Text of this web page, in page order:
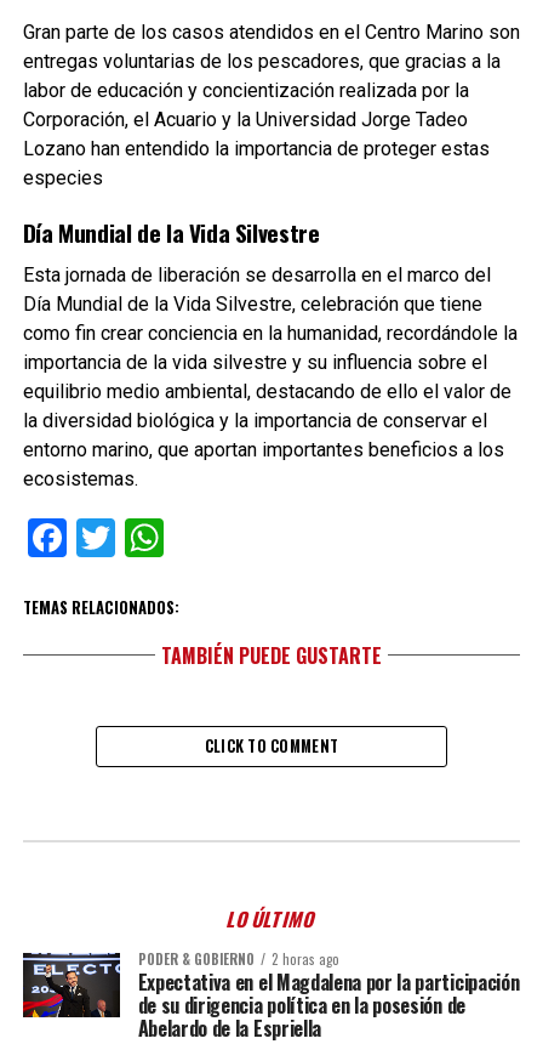
Gran parte de los casos atendidos en el Centro Marino son
entregas voluntarias de los pescadores, que gracias a la
labor de educación y concientización realizada por la
Corporación, el Acuario y la Universidad Jorge Tadeo
Lozano han entendido la importancia de proteger estas
especies
Día Mundial de la Vida Silvestre
Esta jornada de liberación se desarrolla en el marco del
Día Mundial de la Vida Silvestre, celebración que tiene
como fin crear conciencia en la humanidad, recordándole la
importancia de la vida silvestre y su influencia sobre el
equilibrio medio ambiental, destacando de ello el valor de
la diversidad biológica y la importancia de conservar el
entorno marino, que aportan importantes beneficios a los
ecosistemas.
Facebook
TwitterWhatsApp
TEMAS RELACIONADOS:
TAMBIÉN PUEDE GUSTARTE
CLICK TO COMMENT
LO ÚLTIMO
PODER & GOBIERNO 2 horas ago
Expectativa en el Magdalena por la participación
de su dirigencia política en la posesión de
Abelardo de la Espriella